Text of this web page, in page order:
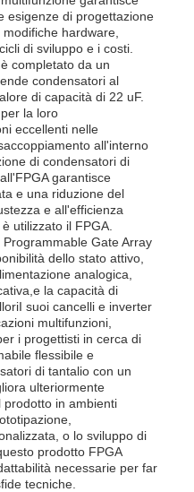
Gate Array
MCU
esigenze di progettazione
hardware,
di sviluppo e i costi.
completato da un
condensatori al
di capacità di 22 uF.
la loro
eccellenti nelle
all'interno
di condensatori di
garantisce
e una riduzione del
e all'efficienza
utilizzato il FPGA.
Gate Array
dello stato attivo,
analogica,
la capacità di
suoi cancelli e inverter
multifunzioni,
i progettisti in cerca di
flessibile e
di tantalio con un
ulteriormente
prodotto in ambienti
o lo sviluppo di
prodotto FPGA
necessarie per far
tecniche.